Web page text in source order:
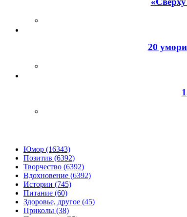
20
Юмор (16343)
Позитив (6392)
Творчество (6392)
Вдохновение (6392)
Истории (745)
Питание (60)
Здоровье, другое (45)
Приколы (38)